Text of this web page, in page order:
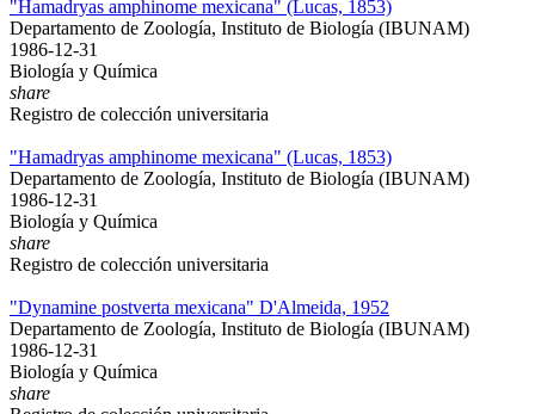
"Hamadryas amphinome mexicana" (Lucas, 1853)
Departamento de Zoología, Instituto de Biología (IBUNAM)
1986-12-31
Biología y Química
share
Registro de colección universitaria
"Hamadryas amphinome mexicana" (Lucas, 1853)
Departamento de Zoología, Instituto de Biología (IBUNAM)
1986-12-31
Biología y Química
share
Registro de colección universitaria
"Dynamine postverta mexicana" D'Almeida, 1952
Departamento de Zoología, Instituto de Biología (IBUNAM)
1986-12-31
Biología y Química
share